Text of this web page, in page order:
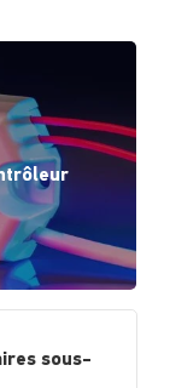
sous-